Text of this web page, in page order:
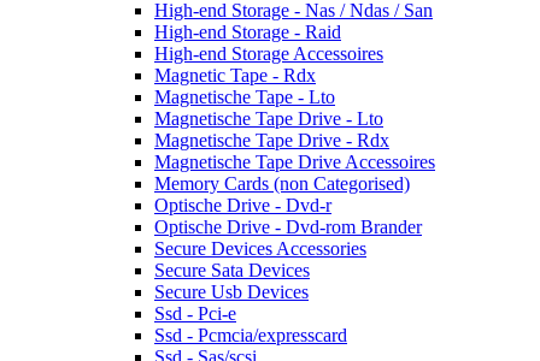
High-end Storage - Nas / Ndas / San
High-end Storage - Raid
High-end Storage Accessoires
Magnetic Tape - Rdx
Magnetische Tape - Lto
Magnetische Tape Drive - Lto
Magnetische Tape Drive - Rdx
Magnetische Tape Drive Accessoires
Memory Cards (non Categorised)
Optische Drive - Dvd-r
Optische Drive - Dvd-rom Brander
Secure Devices Accessories
Secure Sata Devices
Secure Usb Devices
Ssd - Pci-e
Ssd - Pcmcia/expresscard
Ssd - Sas/scsi